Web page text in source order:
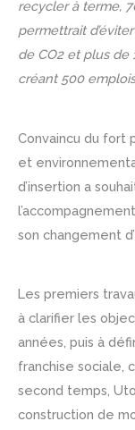
recycler à terme,
permettrait
de CO2 et plus
créant 500
Convaincu du fort
et
d’insertion a
son changement
Les premiers
à clarifier les
années, puis à
franchise sociale,
second temps,
construction de